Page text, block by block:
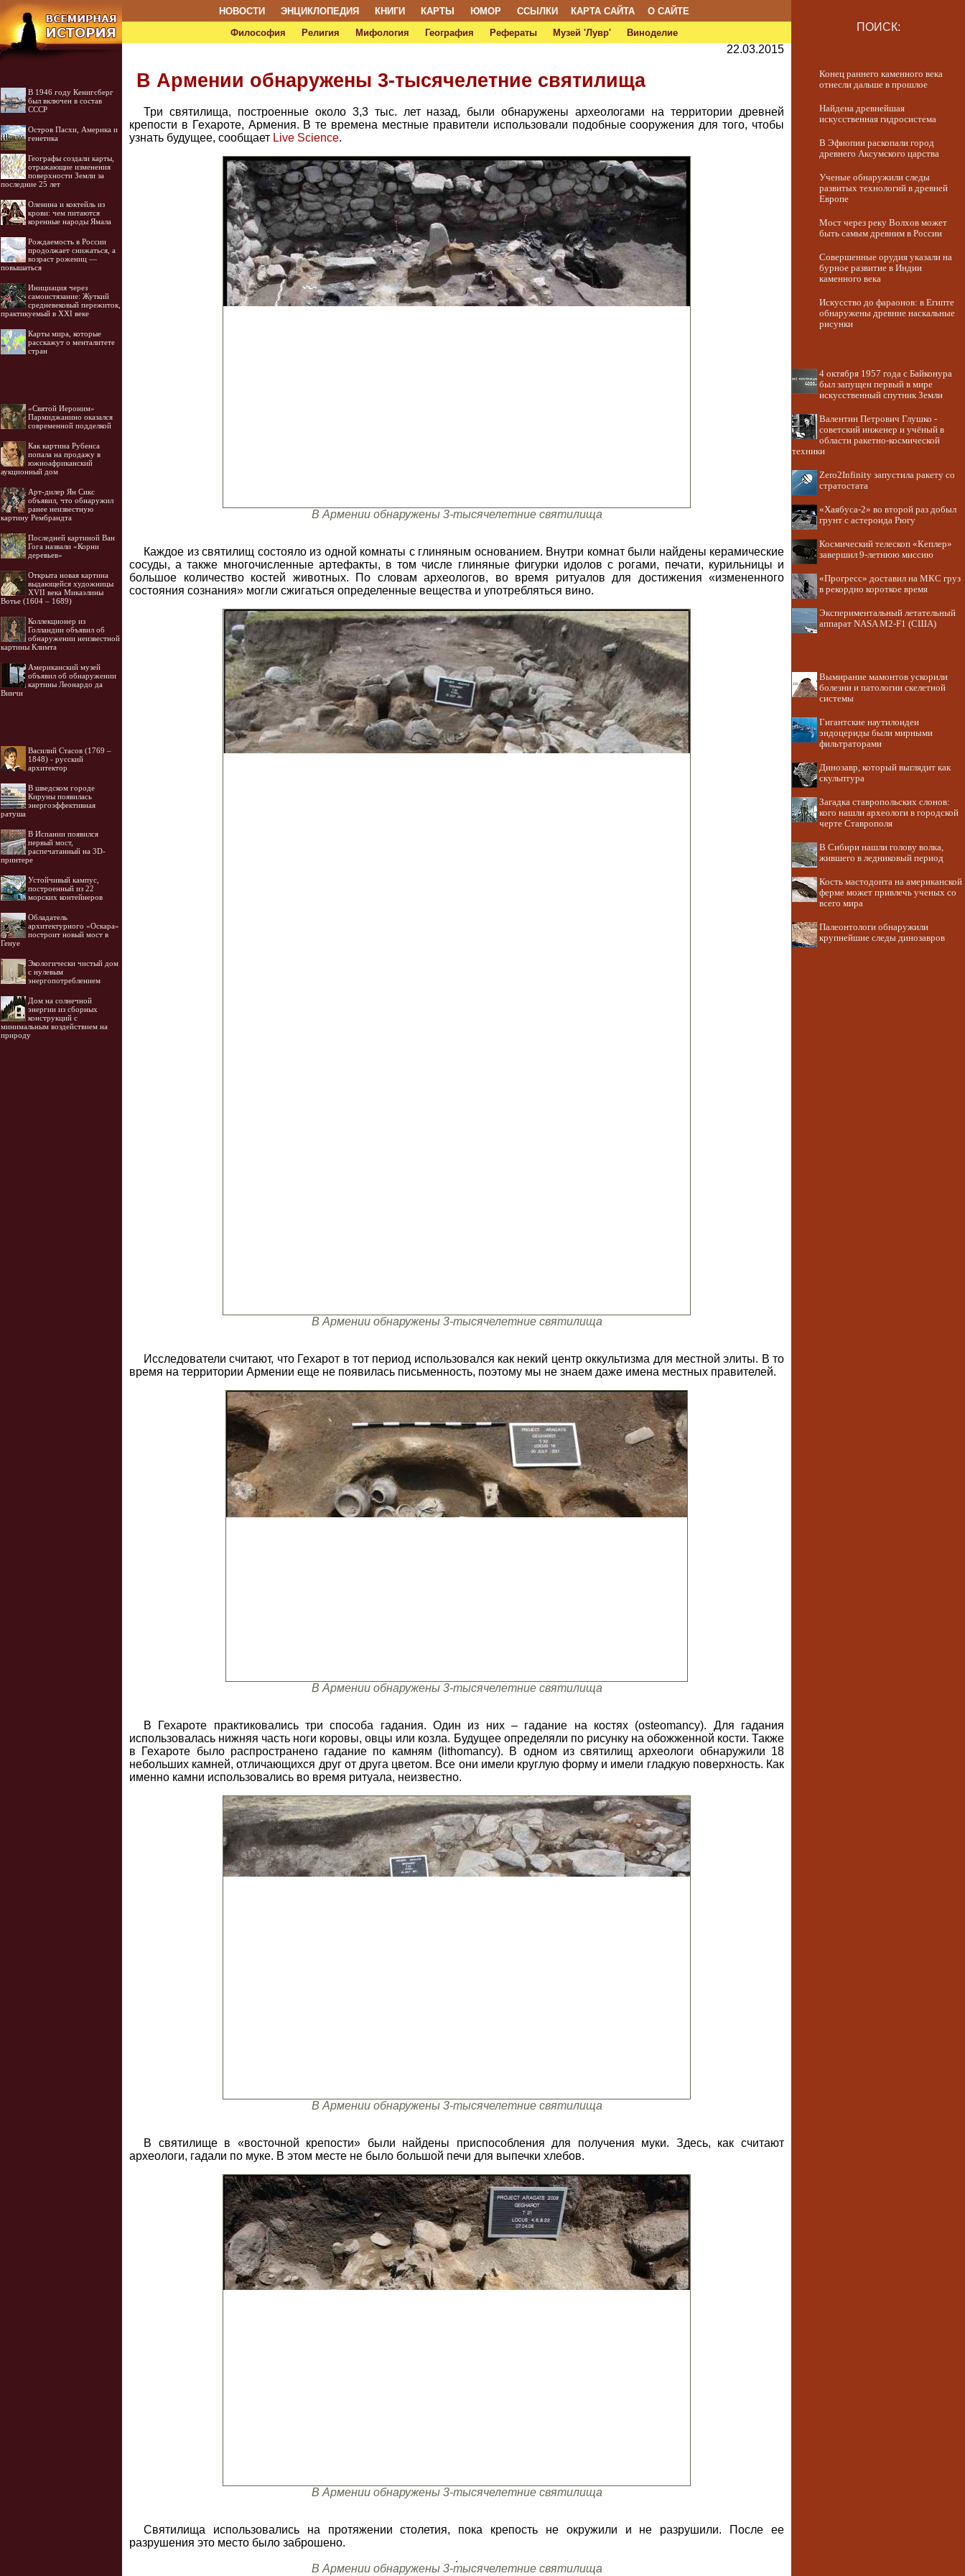
НОВОСТИ ЭНЦИКЛОПЕДИЯ КНИГИ КАРТЫ ЮМОР ССЫЛКИ КАРТА САЙТА
О САЙТЕ
Философия
Религия Мифология География Рефераты Музей 'Лувр' Виноделие ПОИСК:
В 1946 году Кенигсберг
был включен в состав
СССР
Остров Пасхи, Америка и
генетика
Географы создали карты,
отражающие изменения
поверхности Земли за
последние 25 лет
Оленина и коктейль из
крови: чем питаются
коренные народы Ямала
Рождаемость в России
продолжает снижаться, а
возраст рожениц —
повышаться
Инициация через
самоистязание: Жуткий
средневековый пережиток,
практикуемый в XXI веке
Карты мира, которые
расскажут о менталитете
стран
«Святой Иероним»
Пармиджанино оказался
современной подделкой
Как картина Рубенса
попала на продажу в
южноафриканский
аукционный дом
Арт-дилер Ян Сикс
объявил, что обнаружил
ранее неизвестную
картину Рембрандта
Последней картиной Ван
Гога назвали «Корни
деревьев»
Открыта новая картина
выдающейся художницы
XVII века Микаэлины
Вотье (1604 – 1689)
Коллекционер из
Голландии объявил об
обнаружении неизвестной
картины Климта
Американский музей
объявил об обнаружении
картины Леонардо да
Винчи
Василий Стасов (1769 –
1848) - русский
архитектор
В шведском городе
Кируны появилась
энергоэффективная
ратуша
В Испании появился
первый мост,
распечатанный на 3D-
принтере
Устойчивый кампус,
построенный из 22
морских контейнеров
Обладатель
архитектурного «Оскара»
построит новый мост в
Генуе
Экологически чистый дом
с нулевым
энергопотреблением
Дом на солнечной
энергии из сборных
конструкций с
минимальным воздействием на
природу
22.03.2015
В Армении обнаружены 3-тысячелетние святилища
Три святилища, построенные около 3,3 тыс. лет назад, были обнаружены археологами на территории древней
крепости в Гехароте, Армения. В те времена местные правители использовали подобные сооружения для того, чтобы
узнать будущее, сообщает Live Science.
В Армении обнаружены 3-тысячелетние святилища
Каждое из святилищ состояло из одной комнаты с глиняным основанием. Внутри комнат были найдены керамические
сосуды, а также многочисленные артефакты, в том числе глиняные фигурки идолов с рогами, печати, курильницы и
большое количество костей животных. По словам археологов, во время ритуалов для достижения «измененного
состояния сознания» могли сжигаться определенные вещества и употребляться вино.
В Армении обнаружены 3-тысячелетние святилища
Исследователи считают, что Гехарот в тот период использовался как некий центр оккультизма для местной элиты. В то
время на территории Армении еще не появилась письменность, поэтому мы не знаем даже имена местных правителей.
В Армении обнаружены 3-тысячелетние святилища
В Гехароте практиковались три способа гадания. Один из них – гадание на костях (osteomancy). Для гадания
использовалась нижняя часть ноги коровы, овцы или козла. Будущее определяли по рисунку на обожженной кости. Также
в Гехароте было распространено гадание по камням (lithomancy). В одном из святилищ археологи обнаружили 18
небольших камней, отличающихся друг от друга цветом. Все они имели круглую форму и имели гладкую поверхность. Как
именно камни использовались во время ритуала, неизвестно.
В Армении обнаружены 3-тысячелетние святилища
В святилище в «восточной крепости» были найдены приспособления для получения муки. Здесь, как считают
археологи, гадали по муке. В этом месте не было большой печи для выпечки хлебов.
В Армении обнаружены 3-тысячелетние святилища
Святилища использовались на протяжении столетия, пока крепость не окружили и не разрушили. После ее
разрушения это место было заброшено.
В Армении обнаружены 3-тысячелетние святилища
Конец раннего каменного века
отнесли дальше в прошлое
Найдена древнейшая
искусственная гидросистема
В Эфиопии раскопали город
древнего Аксумского царства
Ученые обнаружили следы
развитых технологий в древней
Европе
Мост через реку Волхов может
быть самым древним в России
Совершенные орудия указали на
бурное развитие в Индии
каменного века
Искусство до фараонов: в Египте
обнаружены древние наскальные
рисунки
4 октября 1957 года с Байконура
был запущен первый в мире
искусственный спутник Земли
Валентин Петрович Глушко -
советский инженер и учёный в
области ракетно-космической
техники
Zero2Infinity запустила ракету со
стратостата
«Хаябуса-2» во второй раз добыл
грунт с астероида Рюгу
Космический телескоп «Кеплер»
завершил 9-летнюю миссию
«Прогресс» доставил на МКС груз
в рекордно короткое время
Экспериментальный летательный
аппарат NASA M2-F1 (США)
Вымирание мамонтов ускорили
болезни и патологии скелетной
системы
Гигантские наутилоидеи
эндоцериды были мирными
фильтраторами
Динозавр, который выглядит как
скульптура
Загадка ставропольских слонов:
кого нашли археологи в городской
черте Ставрополя
В Сибири нашли голову волка,
жившего в ледниковый период
Кость мастодонта на американской
ферме может привлечь ученых со
всего мира
Палеонтологи обнаружили
крупнейшие следы динозавров